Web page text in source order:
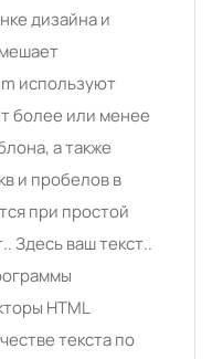
дизайна и
используют
более или менее
а также
и пробелов в
при простой
Здесь ваш текст..
HTML
текста по